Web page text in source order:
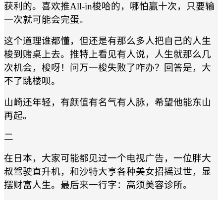
获利的。喜欢推All-in梭哈的，哪怕赢十次，只要输
一次就可能会完蛋。
这个道理谁都懂，但还是有那么多人把自己的人生
梭到赌桌上去。推特上看见有人说，人生就那么几
次机会，梭呀！问万一梭失败了咋办？回答是，大
不了跳楼呗。
山崎还年轻，有颜值有名气有人脉，希望他能东山
再起。
二
在日本，大家可能都见过一个电视广告，一位胖大
叔驾驶直升机，和沙特大亨各种美女招摇过世，显
摆财富人生。最后来一行字：高须美容诊所。